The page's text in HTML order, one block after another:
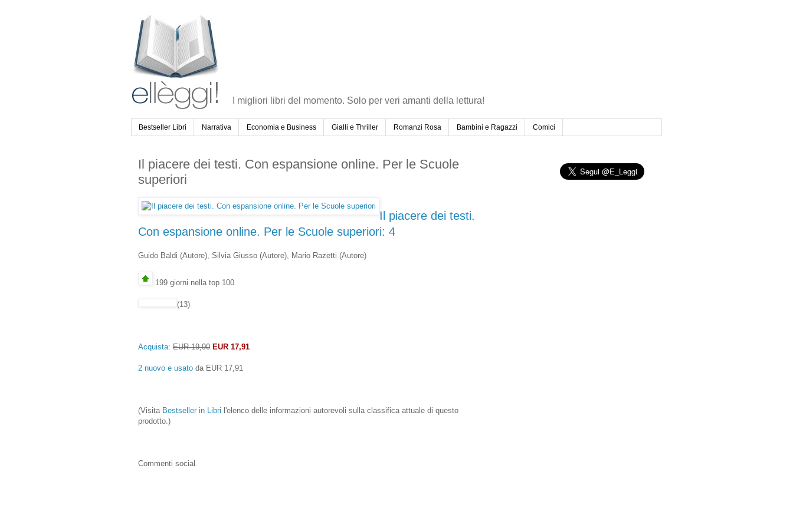
I migliori libri del momento. Solo per veri amanti della lettura!
Bestseller Libri Narrativa Economia e Business Gialli e Thriller Romanzi Rosa Bambini e Ragazzi Comici
Il piacere dei testi. Con espansione online. Per le Scuole
superiori
Il piacere dei testi.
Con espansione online. Per le Scuole superiori: 4
Guido Baldi (Autore) , Silvia Giusso (Autore) , Mario Razetti (Autore)
199 giorni nella top 100
(13)
Acquista: EUR 19,90 EUR 17,91
2 nuovo e usato da EUR 17,91
(Visita Bestseller in Libri l'elenco delle informazioni autorevoli sulla classifica attuale di questo
prodotto.)
Commenti social